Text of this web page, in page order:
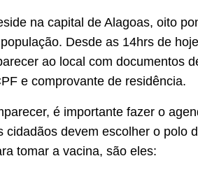
na capital de Alagoas, oito
Desde as 14hrs de
ao local com documentos
e comprovante de residência.
é importante fazer o
cidadãos devem escolher o polo
tomar a vacina, são eles: